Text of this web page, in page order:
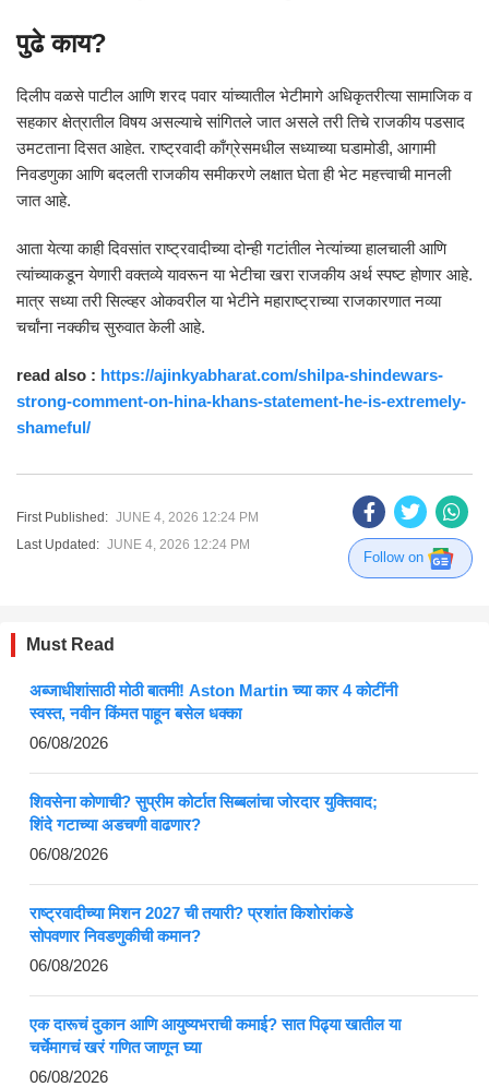
पुढे काय?
दिलीप वळसे पाटील आणि शरद पवार यांच्यातील भेटीमागे अधिकृतरीत्या सामाजिक व
सहकार क्षेत्रातील विषय असल्याचे सांगितले जात असले तरी तिचे राजकीय पडसाद
उमटताना दिसत आहेत. राष्ट्रवादी काँग्रेसमधील सध्याच्या घडामोडी, आगामी
निवडणुका आणि बदलती राजकीय समीकरणे लक्षात घेता ही भेट महत्त्वाची मानली
जात आहे.
आता येत्या काही दिवसांत राष्ट्रवादीच्या दोन्ही गटांतील नेत्यांच्या हालचाली आणि
त्यांच्याकडून येणारी वक्तव्ये यावरून या भेटीचा खरा राजकीय अर्थ स्पष्ट होणार आहे.
मात्र सध्या तरी सिल्व्हर ओकवरील या भेटीने महाराष्ट्राच्या राजकारणात नव्या
चर्चांना नक्कीच सुरुवात केली आहे.
read also : https://ajinkyabharat.com/shilpa-shindewars-
strong-comment-on-hina-khans-statement-he-is-extremely-
shameful/
First Published: JUNE 4, 2026 12:24 PM
Last Updated: JUNE 4, 2026 12:24 PM
Follow on
Must Read
अब्जाधीशांसाठी मोठी बातमी! Aston Martin च्या कार 4 कोटींनी
स्वस्त, नवीन किंमत पाहून बसेल धक्का
06/08/2026
शिवसेना कोणाची? सुप्रीम कोर्टात सिब्बलांचा जोरदार युक्तिवाद;
शिंदे गटाच्या अडचणी वाढणार?
06/08/2026
राष्ट्रवादीच्या मिशन 2027 ची तयारी? प्रशांत किशोरांकडे
सोपवणार निवडणुकीची कमान?
06/08/2026
एक दारूचं दुकान आणि आयुष्यभराची कमाई? सात पिढ्या खातील या
चर्चेमागचं खरं गणित जाणून घ्या
06/08/2026